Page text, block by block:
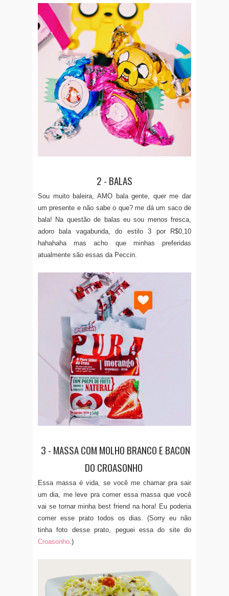
2 - BALAS
Sou muito baleira, AMO bala gente, quer me dar
um presente e não sabe o que? me dá um saco de
bala! Na questão de balas eu sou menos fresca,
adoro bala vagabunda, do estilo 3 por R$0,10
hahahaha mas acho que minhas preferidas
atualmente são essas da Peccin.
3 - MASSA COM MOLHO BRANCO E BACON
DO CROASONHO
Essa massa é vida, se você me chamar pra sair
um dia, me leve pra comer essa massa que você
vai se tornar minha best friend na hora! Eu poderia
comer esse prato todos os dias. (Sorry eu não
tinha foto desse prato, peguei essa do site do
Croasonho .)